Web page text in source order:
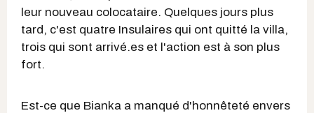
leur nouveau colocataire. Quelques jours plus
tard, c'est quatre Insulaires qui ont quitté la villa,
trois qui sont arrivé.es et l'action est à son plus
fort.
Est-ce que Bianka a manqué d'honnêteté envers